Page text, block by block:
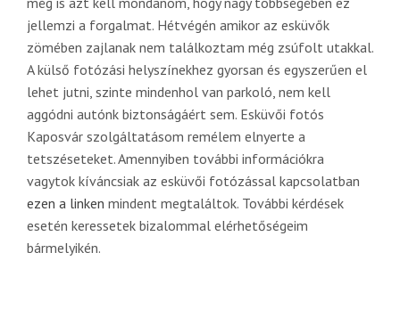
jellemzi a forgalmat. Hétvégén amikor az esküvők
zömében zajlanak nem találkoztam még zsúfolt utakkal.
A külső fotózási helyszínekhez gyorsan és egyszerűen el
lehet jutni, szinte mindenhol van parkoló, nem kell
aggódni autónk biztonságáért sem. Esküvői fotós
Kaposvár szolgáltatásom remélem elnyerte a
tetszéseteket. Amennyiben további információkra
vagytok kíváncsiak az esküvői fotózással kapcsolatban
ezen a linken mindent megtaláltok. További kérdések
esetén keressetek bizalommal elérhetőségeim
bármelyikén.